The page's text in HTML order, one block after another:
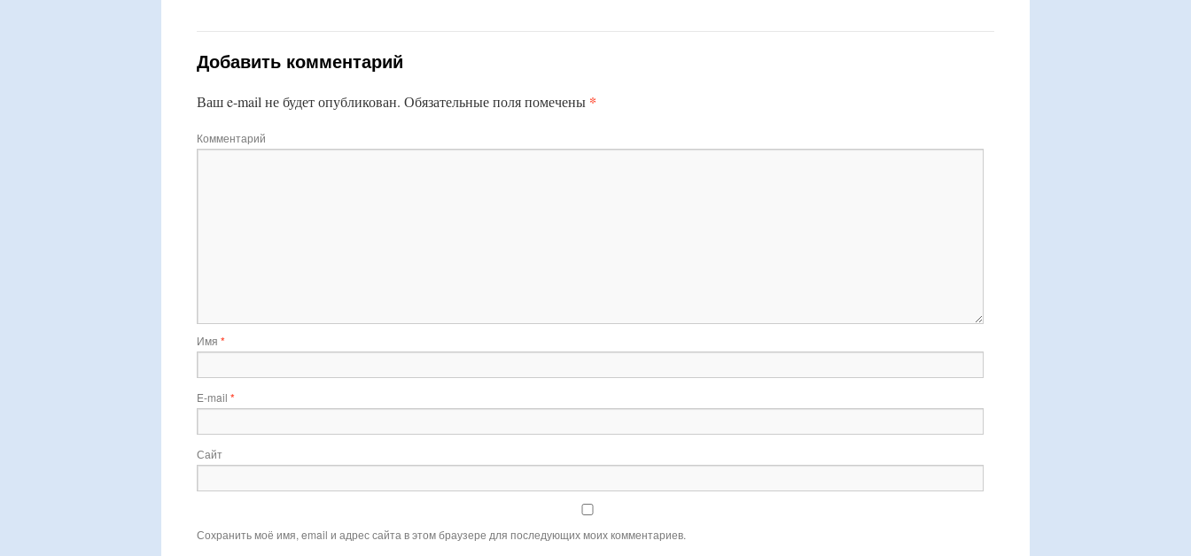
Добавить комментарий
Ваш e-mail не будет опубликован. Обязательные поля помечены *
Комментарий
Имя *
E-mail *
Сайт
Сохранить моё имя, email и адрес сайта в этом браузере для последующих моих комментариев.